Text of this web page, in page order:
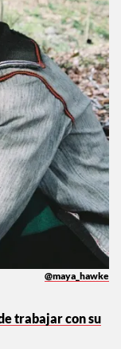
@maya_hawke
trabajar con su